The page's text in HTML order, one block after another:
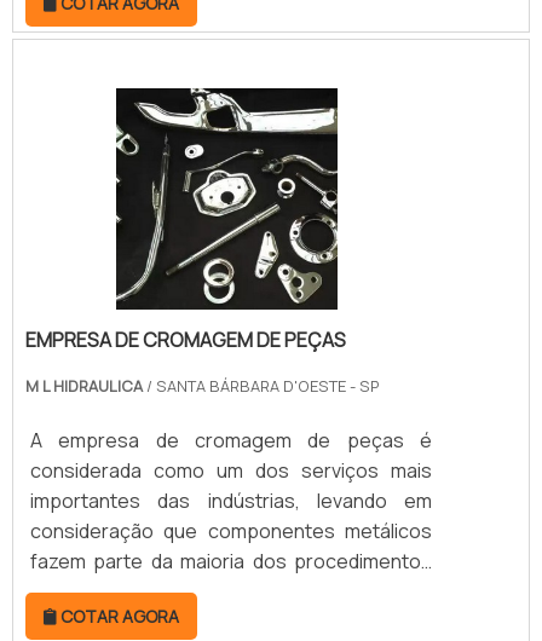
peça é revestida com cromo duro, ela passa
a ser mais resistente e durável, contribuindo
produção, independentemente do
setor.Revestir peças metálicas com cromo
duro deve encabeçar a lista de serviços
fundamentais para.
EMPRESA DE CROMAGEM DE PEÇAS
M L HIDRAULICA/ SANTA BÁRBARA D'OESTE - SP
A empresa de cromagem de peças é
considerada como um dos serviços mais
importantes das indústrias, levando em
consideração que componentes metálicos
fazem parte da maioria dos procedimentos
industriais.A cromagem de peças nada mais
é que revestir componentes com íons de
COTAR AGORA